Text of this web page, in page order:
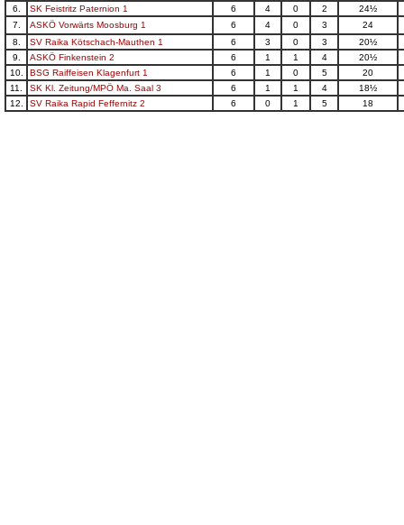
6.
SK Feistritz Paternion 1 6 4 0 2
24½
7.
ASKÖ Vorwärts Moosburg 1 6 4 0 3
24
8.
SV Raika Kötschach-Mauthen 1 6 3 0 3
20½
9.
ASKÖ Finkenstein 2 6 1 1 4
20½
10.
BSG Raiffeisen Klagenfurt 1 6 1 0 5
20
11.
SK Kl. Zeitung/MPÖ Ma. Saal 3 6 1 1 4
18½
12.
SV Raika Rapid Feffernitz 2 6 0 1 5 18